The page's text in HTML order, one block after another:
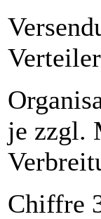
je zzgl.
Chiffre